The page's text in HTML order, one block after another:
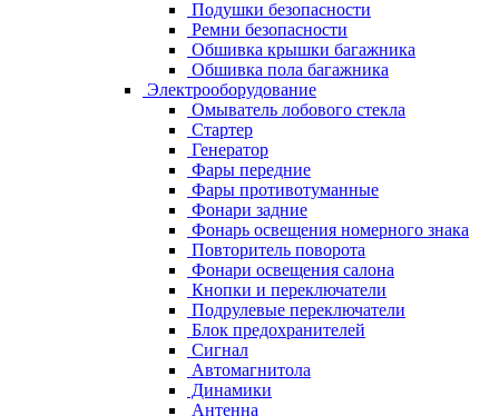
Подушки безопасности
Ремни безопасности
Обшивка крышки багажника
Обшивка пола багажника
Электрооборудование
Омыватель лобового стекла
Стартер
Генератор
Фары передние
Фары противотуманные
Фонари задние
Фонарь освещения номерного знака
Повторитель поворота
Фонари освещения салона
Кнопки и переключатели
Подрулевые переключатели
Блок предохранителей
Сигнал
Автомагнитола
Динамики
Антенна